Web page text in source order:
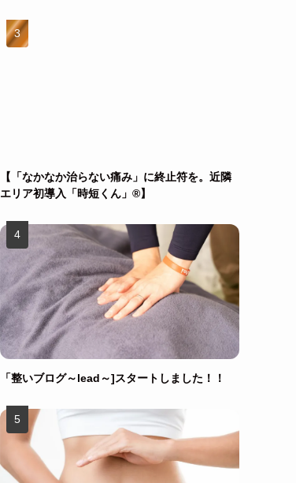
【「なかなか治らない痛み」に終止符を。近隣
エリア初導入「時短くん」®︎】
「整いブログ～lead～]スタートしました！！